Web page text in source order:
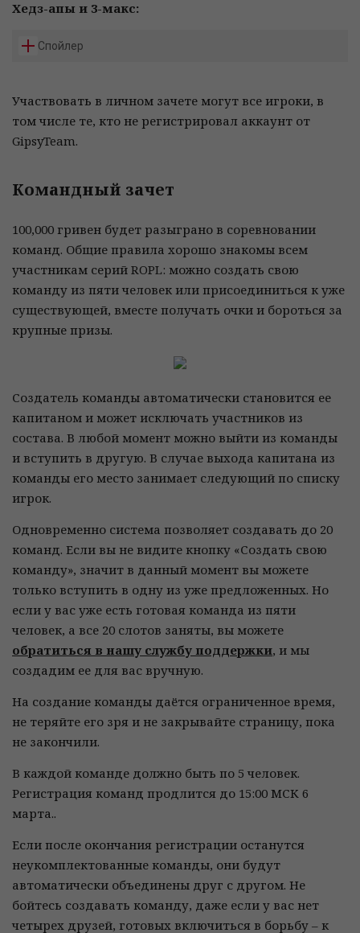
Хедз-апы и 3-макс:
Спойлер
Участвовать в личном зачете могут все игроки, в
том числе те, кто не регистрировал аккаунт от
GipsyTeam.
Командный зачет
100,000 гривен будет разыграно в соревновании
команд. Общие правила хорошо знакомы всем
участникам серий ROPL: можно создать свою
команду из пяти человек или присоединиться к уже
существующей, вместе получать очки и бороться за
крупные призы.
Создатель команды автоматически становится ее
капитаном и может исключать участников из
состава. В любой момент можно выйти из команды
и вступить в другую. В случае выхода капитана из
команды его место занимает следующий по списку
игрок.
Одновременно система позволяет создавать до 20
команд. Если вы не видите кнопку «Создать свою
команду», значит в данный момент вы можете
только вступить в одну из уже предложенных. Но
если у вас уже есть готовая команда из пяти
человек, а все 20 слотов заняты, вы можете
обратиться в нашу службу поддержки, и мы
создадим ее для вас вручную.
На создание команды даётся ограниченное время,
не теряйте его зря и не закрывайте страницу, пока
не закончили.
В каждой команде должно быть по 5 человек.
Регистрация команд продлится до 15:00 МСК 6
марта..
Если после окончания регистрации останутся
неукомплектованные команды, они будут
автоматически объединены друг с другом. Не
бойтесь создавать команду, даже если у вас нет
четырех друзей, готовых включиться в борьбу – к